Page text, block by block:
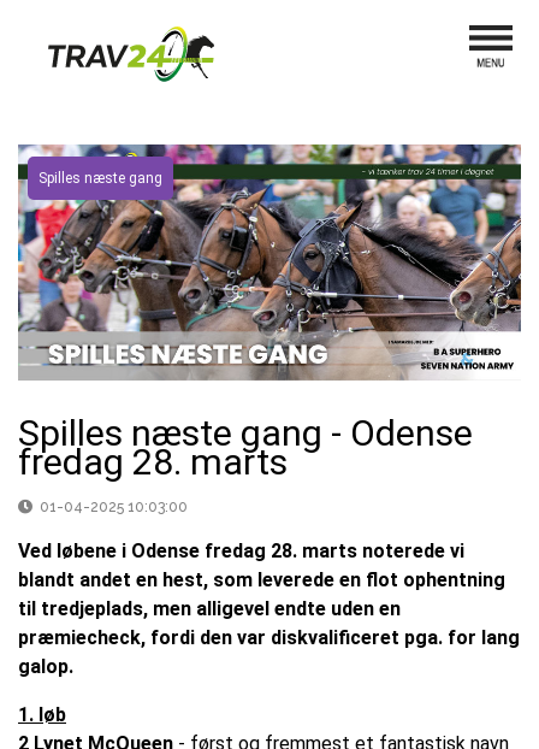
Spilles næste gang
Spilles næste gang - Odense
fredag 28. marts
01-04-2025 10:03:00
Ved løbene i Odense fredag 28. marts noterede vi
blandt andet en hest, som leverede en flot ophentning
til tredjeplads, men alligevel endte uden en
præmiecheck, fordi den var diskvalificeret pga. for lang
galop.
1. løb
2 Lynet McQueen - først og fremmest et fantastisk navn